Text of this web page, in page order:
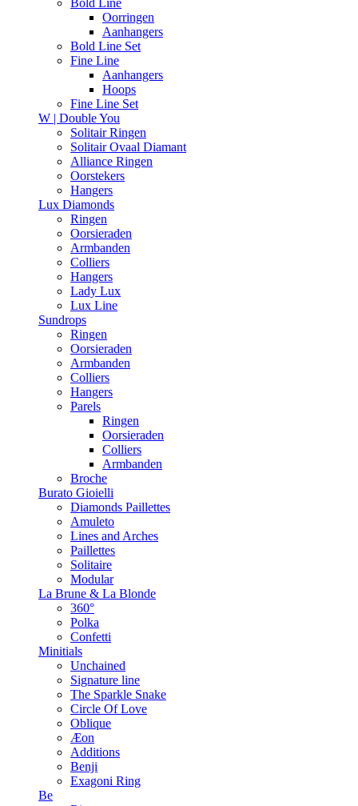
Bold Line
Oorringen
Aanhangers
Bold Line Set
Fine Line
Aanhangers
Hoops
Fine Line Set
W | Double You
Solitair Ringen
Solitair Ovaal Diamant
Alliance Ringen
Oorstekers
Hangers
Lux Diamonds
Ringen
Oorsieraden
Armbanden
Colliers
Hangers
Lady Lux
Lux Line
Sundrops
Ringen
Oorsieraden
Armbanden
Colliers
Hangers
Parels
Ringen
Oorsieraden
Colliers
Armbanden
Broche
Burato Gioielli
Diamonds Paillettes
Amuleto
Lines and Arches
Paillettes
Solitaire
Modular
La Brune & La Blonde
360°
Polka
Confetti
Minitials
Unchained
Signature line
The Sparkle Snake
Circle Of Love
Oblique
Æon
Additions
Benji
Exagoni Ring
Be